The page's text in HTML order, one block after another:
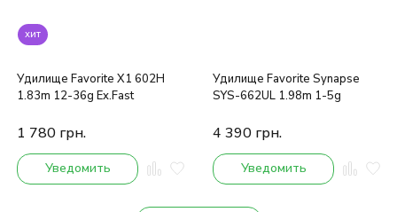
хит
Удилище Favorite X1 602H
1.83m 12-36g Ex.Fast
1 780 грн.
Уведомить
Удилище Favorite Synapse
SYS-662UL 1.98m 1-5g
4 390 грн.
Уведомить